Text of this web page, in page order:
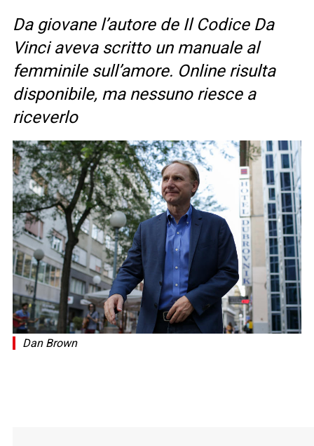
Da giovane l’autore de Il Codice Da
Vinci aveva scritto un manuale al
femminile sull’amore. Online risulta
disponibile, ma nessuno riesce a
riceverlo
Dan Brown